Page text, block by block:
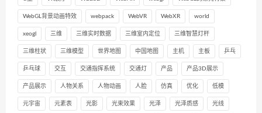
WebGL背景动画特效 webpack WebVR WebXR world
xeogl 三维 三维实时数据 三维室内定位 三维智慧灯杆
三维柱状 三维模型 世界地图 中国地图 主机 主板 乒乓
乒乓球 交互 交通指挥系统 交通灯 产品 产品3D展示
产品展示 人物关系 人物动画 人脸 仿真 优化 低模
元宇宙 元素表 光影 光束效果 光泽 光泽质感 光线